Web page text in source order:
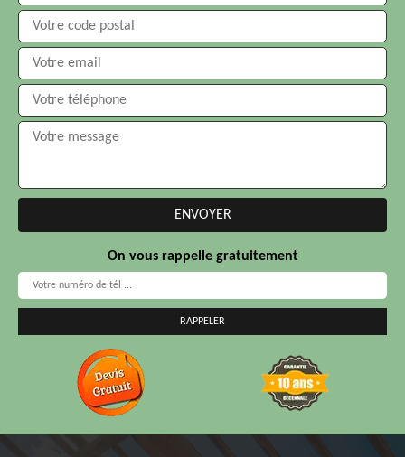
On vous rappelle gratuitement